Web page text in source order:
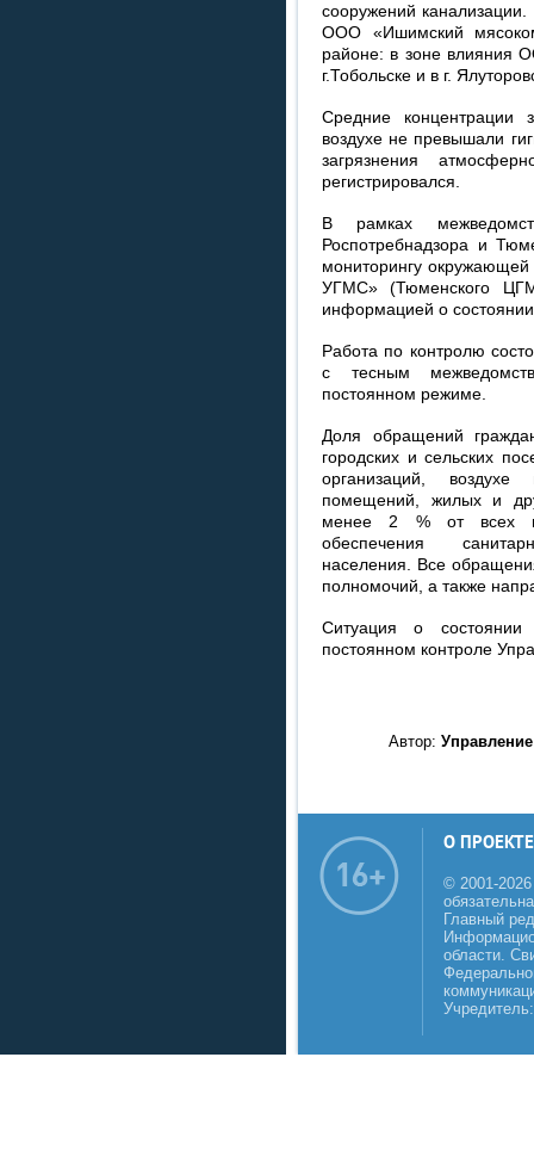
сооружений
ООО «Ишимский
районе: в зоне влияния
г.Тобольске и в г.
Средние концентрации
воздухе не превышали
загрязнения
регистрировался.
В рамках
Роспотребнадзора и
мониторингу
УГМС» (Тюменского
информацией о
Работа по контролю
с тесным
постоянном режиме.
Доля обращений
городских и сельских
организаций,
помещений, жилых и
менее 2 % от всех
обеспечения
населения. Все
полномочий, а также
Ситуация о состоянии
постоянном контроле
Автор:
О ПРОЕКТЕ
© 2001-
Главный
области.